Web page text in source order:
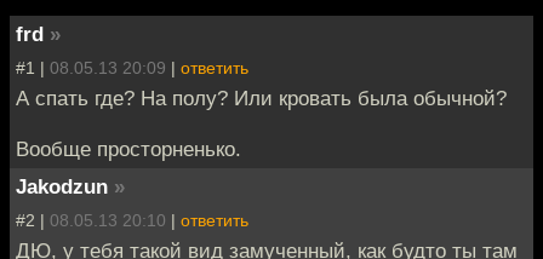
frd »
#1 | 08.05.13 20:09 | ответить
А спать где? На полу? Или кровать была обычной?
Вообще просторненько.
Jakodzun »
#2 | 08.05.13 20:10 | ответить
ДЮ, у тебя такой вид замученный, как будто ты там